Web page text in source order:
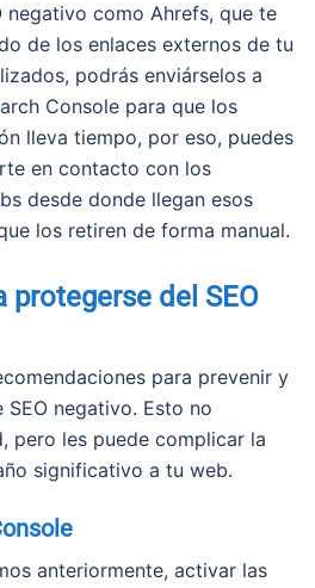
negativo como Ahrefs, que te
de los enlaces externos de tu
podrás enviárselos a
Console para que los
lleva tiempo, por eso, puedes
en contacto con los
desde donde llegan esos
los retiren de forma manual.
protegerse del SEO
para prevenir y
negativo. Esto no
pero les puede complicar la
significativo a tu web.
anteriormente, activar las